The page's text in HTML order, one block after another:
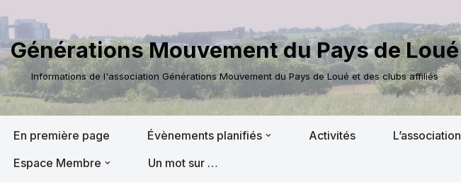
Aller
au
contenu
Générations Mouvement du Pays de Loué
Informations de l'association Générations Mouvement du Pays de Loué et des clubs affiliés
En première page Évènements planifiés Activités L’association
Espace Membre
Un mot sur …